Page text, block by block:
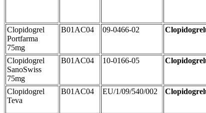
Clopidogrel
Portfarma
75mg
B01AC04 09-0466-02
Clopidogrel
SanoSwiss
75mg
B01AC04 10-0166-05
Clopidogrel
Teva
B01AC04 EU/1/09/540/002